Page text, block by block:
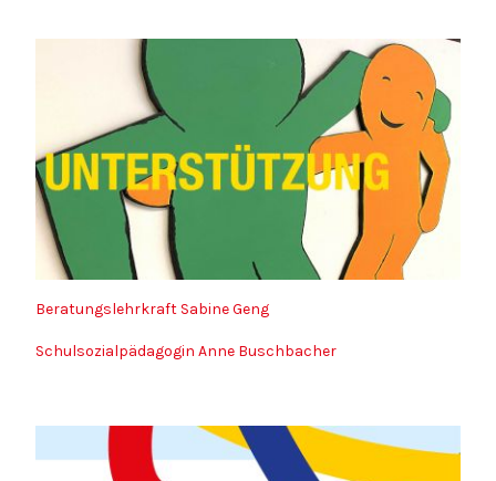
Beratungslehrkraft Sabine Geng
Schulsozialpädagogin Anne Buschbacher